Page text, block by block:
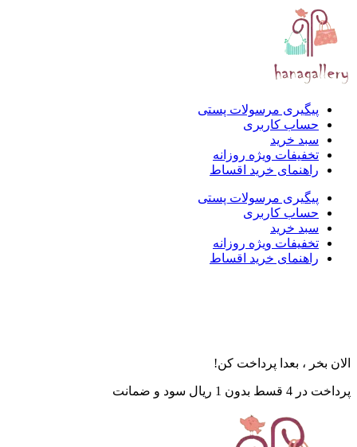
پیگیری مرسولات پستی
حساب کاربری
سبد خرید
تخفیفات ویژه روزانه
راهنمای خرید اقساط
پیگیری مرسولات پستی
حساب کاربری
سبد خرید
تخفیفات ویژه روزانه
راهنمای خرید اقساط
الان بخر ، بعدا پرداخت کن!
پرداخت در 4 قسط بدون 1 ریال سود و ضمانت